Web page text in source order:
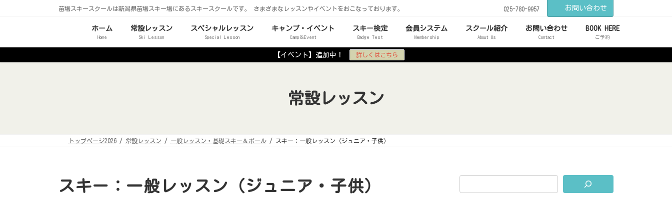
苗場スキースクールは新潟県苗場スキー場にあるスキースクールです。 さまざまなレッスンやイベントをおこなっております。 025-780-9957 お問い合わせ
ホーム
Home
常設レッスン
Ski Lesson
スペシャルレッスン
Special Lesson
キャンプ・イベント
Camp＆Event
スキー検定
Badge Test
会員システム
Membership
スクール紹介
About Us
お問い合わせ
Contact
BOOK HERE
ご予約
【イベント】追加中！ 詳しくはこちら
常設レッスン
トップページ2026 常設レッスン 一般レッスン・基礎スキー＆ポール スキー：一般レッスン（ジュニア・子供）
スキー：一般レッスン（ジュニア・子供）